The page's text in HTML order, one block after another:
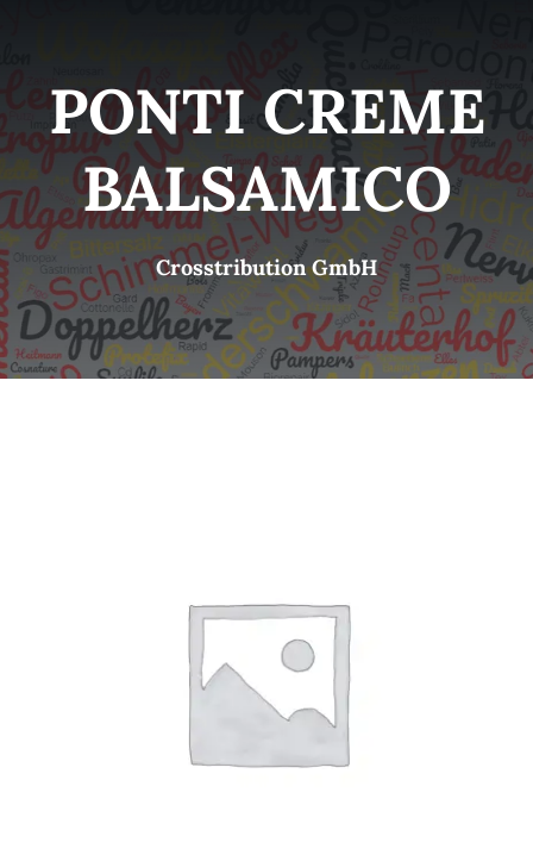
Brands
B2B-Shop
Kontakt
PONTI CREME
BALSAMICO
Crosstribution GmbH